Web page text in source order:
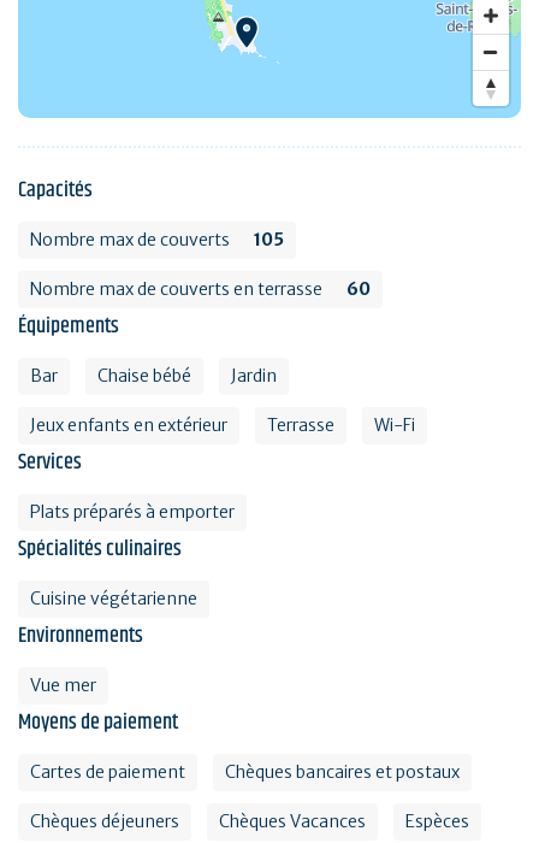
Capacités
Nombre max de couverts 105
Nombre max de couverts en terrasse 60
Équipements
Bar Chaise bébé Jardin
Jeux enfants en extérieur Terrasse Wi-Fi
Services
Plats préparés à emporter
Spécialités culinaires
Cuisine végétarienne
Environnements
Vue mer
Moyens de paiement
Cartes de paiement Chèques bancaires et postaux
Chèques déjeuners Chèques Vacances Espèces